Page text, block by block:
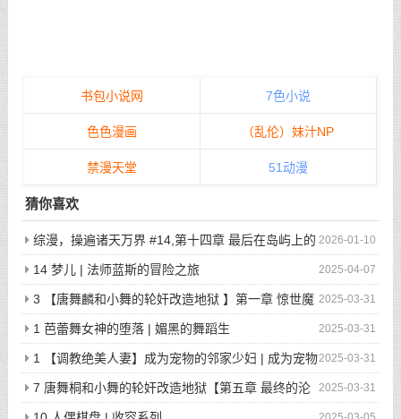
书包小说网 7色小说
色色漫画 （乱伦）妹汁NP
禁漫天堂 51动漫
猜你喜欢
2026-01-10
综漫，操遍诸天万界 #14,第十四章 最后在岛屿上的
狂欢派对
2025-04-07
14 梦儿 | 法师蓝斯的冒险之旅
2025-03-31
3 【唐舞麟和小舞的轮奸改造地狱 】第一章 惊世魔
王现身 | 斗罗大陆同人
2025-03-31
1 芭蕾舞女神的堕落 | 媚黑的舞蹈生
2025-03-31
1 【调教绝美人妻】成为宠物的邻家少妇 | 成为宠物
的邻家少妇
2025-03-31
7 唐舞桐和小舞的轮奸改造地狱【第五章 最终的沦